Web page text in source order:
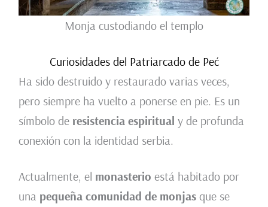
Monja custodiando el templo
Curiosidades del Patriarcado de Peć
Ha sido destruido y restaurado varias veces,
pero siempre ha vuelto a ponerse en pie. Es un
símbolo de resistencia espiritual y de profunda
conexión con la identidad serbia.
Actualmente, el monasterio está habitado por
una pequeña comunidad de monjasque se